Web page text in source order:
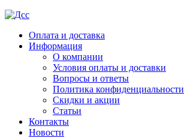
Оплата и доставка
Информация
О компании
Условия оплаты и доставки
Вопросы и ответы
Политика конфиденциальности
Скидки и акции
Статьи
Контакты
Новости